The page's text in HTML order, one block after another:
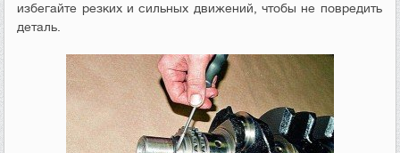
избегайте резких и сильных движений, чтобы не повредить
деталь.